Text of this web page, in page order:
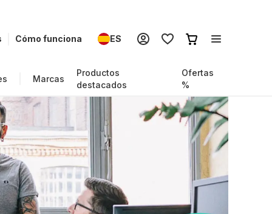
Cómo funciona ES
Marcas
Productos
destacados
Ofertas
%